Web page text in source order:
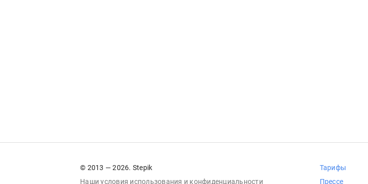
© 2013 — 2026. Stepik
Наши условия использования и конфиденциальности
Тарифы
Прессе